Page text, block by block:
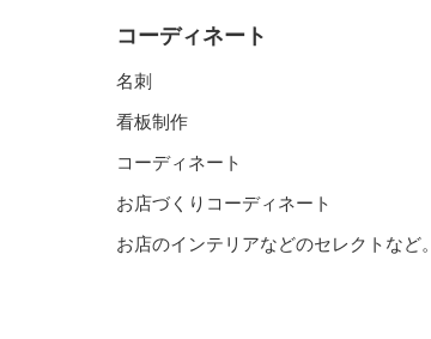
コーディネート
名刺
看板制作
コーディネート
お店づくりコーディネート
お店のインテリアなどのセレクトなど。